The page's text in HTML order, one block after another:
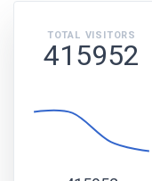
TOTAL VISITORS
415952